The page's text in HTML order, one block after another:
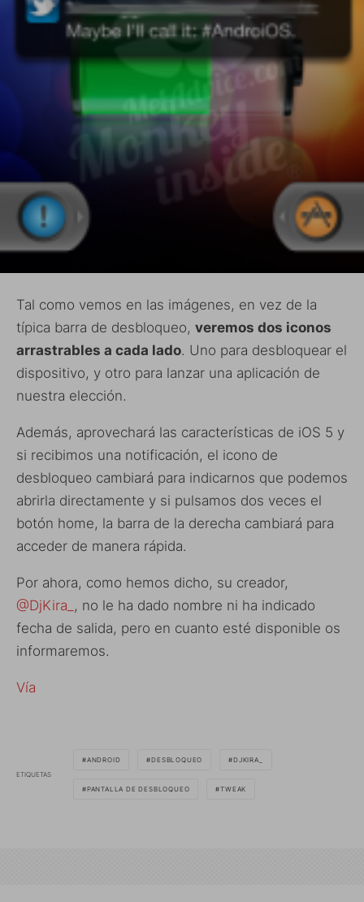
Tal como vemos en las imágenes, en vez de la
típica barra de desbloqueo, veremos dos iconos
arrastrables a cada lado. Uno para desbloquear el
dispositivo, y otro para lanzar una aplicación de
nuestra elección.
Además, aprovechará las características de iOS 5 y
si recibimos una notificación, el icono de
desbloqueo cambiará para indicarnos que podemos
abrirla directamente y si pulsamos dos veces el
botón home, la barra de la derecha cambiará para
acceder de manera rápida.
Por ahora, como hemos dicho, su creador,
@DjKira_ , no le ha dado nombre ni ha indicado
fecha de salida, pero en cuanto esté disponible os
informaremos.
Vía
ETIQUETAS
ANDROID DESBLOQUEO DJKIRA_
PANTALLA DE DESBLOQUEO TWEAK